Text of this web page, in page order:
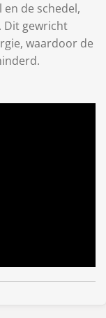
de schedel,
Dit gewricht
waardoor de